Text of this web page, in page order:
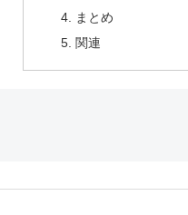
まとめ
関連